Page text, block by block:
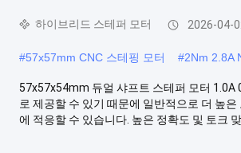
하이브리드 스테퍼 모터 2026-04-
#57x57mm CNC 스테핑 모터 #2Nm 2.8A
57x57x54mm 듀얼 샤프트 스테퍼 모터 1.0A
로 제공할 수 있기 때문에 일반적으로 더 높
에 적응할 수 있습니다. 높은 정확도 및 토크 맞